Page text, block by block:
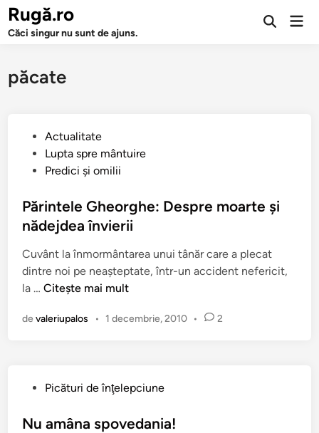
Sari
conținut
Rugă.ro
Căci singur nu sunt de ajuns.
Deschide
păcate
i
c
t
î
n
Actualitate
Lupta spre mântuire
Predici şi omilii
Părintele Gheorghe: Despre moarte şi
nădejdea învierii
Cuvânt la înmormântarea unui tânăr care a plecat
dintre noi pe neaşteptate, într-un accident nefericit,
la …P
r
e
e
Citește mai mult
devaleriupalos • 1 decembrie, 2010 • 2
b
Picături de înţelepciune
Nu amâna spovedania!